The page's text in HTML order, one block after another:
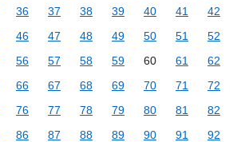
36 37 38 39 40 41
42
46 47 48 49 50 51
52
56 57 58 59 60 61
62
66 67 68 69 70 71
72
76 77 78 79 80 81
82
86 87 88 89 90 91
92